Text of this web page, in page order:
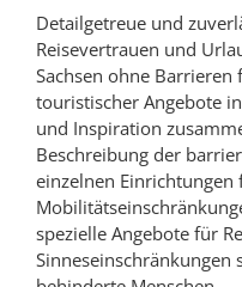
Detailgetreue und
Reisevertrauen und
Sachsen ohne Barrieren
touristischer Angebote
und Inspiration
Beschreibung der
einzelnen Einrichtungen
spezielle Angebote für